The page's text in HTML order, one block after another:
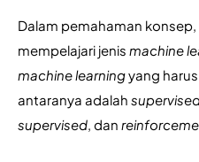
Dalam pemahaman
mempelajari jenis machine
machine learning yang
antaranya adalah
supervised, dan